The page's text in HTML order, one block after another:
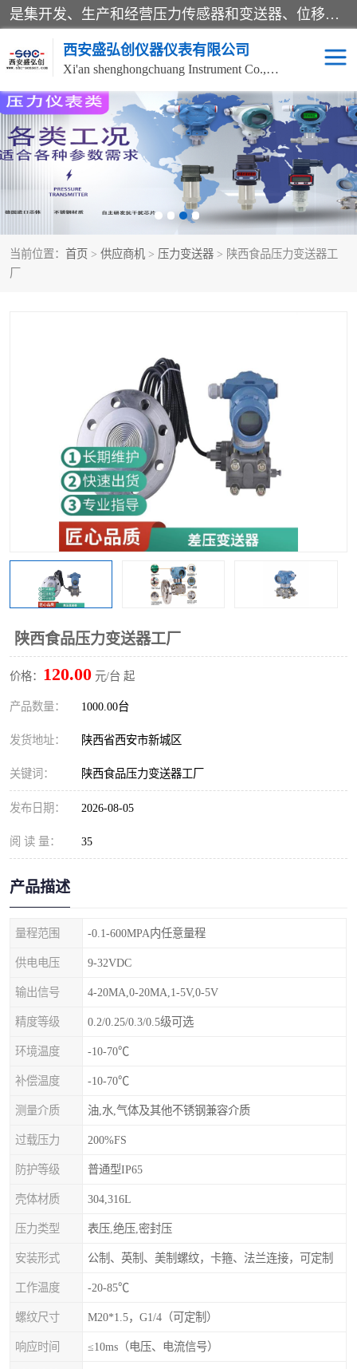
是集开发、生产和经营压力传感器和变送器、位移传感器和变送器、流量传感器和变送器、称重传感器和变送器、测力传感器和变送器、温湿度传感器和变送器、扭矩传感器、智能数显控制仪表等产品的化高新技术企业。
西安盛弘创仪器仪表有限公司
Xi'an shenghongchuang Instrument Co., Ltd
当前位置： 首页 > 供应商机 > 压力变送器 > 陕西食品压力变送器工
厂
陕西食品压力变送器工厂
价格： 120.00 元/台 起
产品数量： 1000.00台
发货地址： 陕西省西安市新城区
关键词： 陕西食品压力变送器工厂
发布日期： 2026-08-05
阅 读 量： 35
产品描述
量程范围 -0.1-600MPA内任意量程
供电电压 9-32VDC
输出信号 4-20MA,0-20MA,1-5V,0-5V
精度等级 0.2/0.25/0.3/0.5级可选
环境温度 -10-70℃
补偿温度 -10-70℃
测量介质 油,水,气体及其他不锈钢兼容介质
过载压力 200%FS
防护等级 普通型IP65
壳体材质 304,316L
压力类型 表压,绝压,密封压
安装形式 公制、英制、美制螺纹，卡箍、法兰连接，可定制
工作温度 -20-85℃
螺纹尺寸 M20*1.5，G1/4（可定制）
响应时间 ≤10ms（电压、电流信号）
称重传感器 超声波流量计
压力变送器 通用型压力变送器
液位变送器 流量计
位移传感器 差压变送器